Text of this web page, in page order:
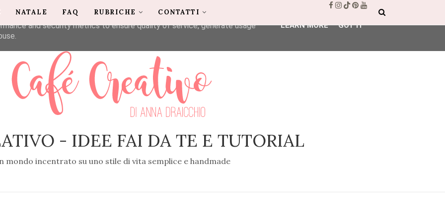
- IDEE FAI DA TE E TUTORIAL
mondo incentrato su uno stile di vita semplice e handmade
NATALE FAQ RUBRICHE CONTATTI
its services and to analyze traffic. Your IP address and user-agent
and security metrics to ensure quality of service, generate usage
LEARN MORE GOT IT